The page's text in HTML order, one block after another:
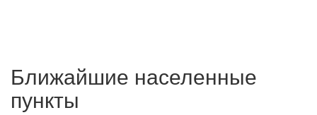
Ближайшие населенные
пункты